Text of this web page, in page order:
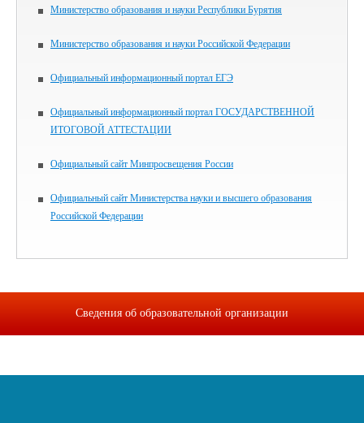
Министерство образования и науки Республики Бурятия
Министерство образования и науки Российской Федерации
Официальный информационный портал ЕГЭ
Официальный информационный портал ГОСУДАРСТВЕННОЙ
ИТОГОВОЙ АТТЕСТАЦИИ
Официальный сайт Минпросвещения России
Официальный сайт Министерства науки и высшего образования
Российской Федерации
Сведения об образовательной организации